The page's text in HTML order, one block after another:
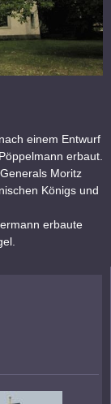
einem Entwurf
erbaut.
Moritz
Königs und
erbaute